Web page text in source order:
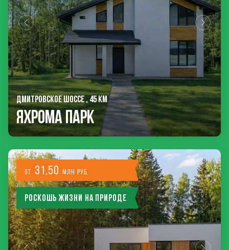
ДМИТРОВСКОЕ ШОССЕ , 45 КМ
Яхрома Парк
от 31,50 млн руб.
Роскошь жизни на природе